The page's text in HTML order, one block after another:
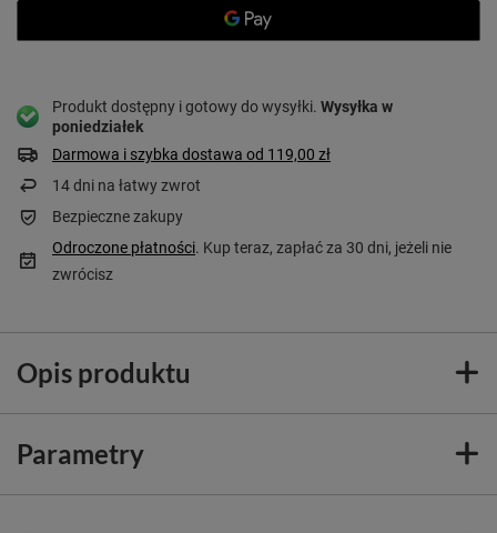
Produkt dostępny i gotowy do wysyłki Wysyłka w
poniedziałek
Darmowa i szybka dostawa od 119,00 zł
14dni na łatwy zwrot
Bezpieczne zakupy
Odroczone płatności. Kup teraz, zapłać za 30 dni, jeżeli nie
zwrócisz
Opis produktu
Parametry